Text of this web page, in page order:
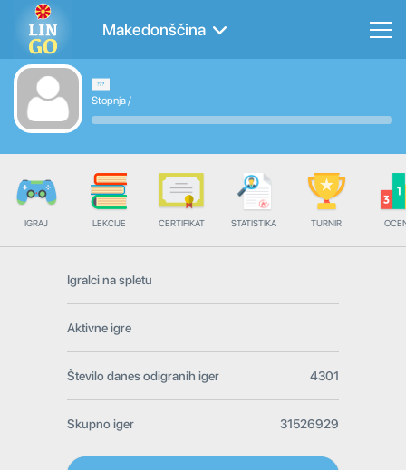
Makedonščina
Stopnja/
IGRAJ LEKCIJE CERTIFIKAT STATISTIKA TURNIR
Igralci na spletu
Aktivne igre
Število danes odigranih iger 4301
Skupno iger 31526929